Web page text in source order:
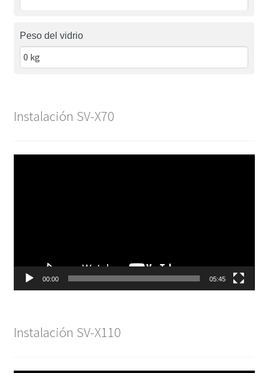
Peso del vidrio
Instalación SV-X70
00:00 05:45
Instalación SV-X110